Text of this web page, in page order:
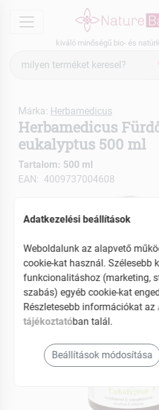
menu
kiváló minőségű bio- és
keresés
Márka: Herbamedicus
Herbamedicus
eukalyptus 500 ml
Tartalom: 500 ml
EAN: 4009737004608
Adatkezelési beállítások
Weboldalunk az alapvető
cookie-kat használ. Szélesebb
funkcionalitáshoz (marketing,
szabás) egyéb cookie-kat
Részletesebb információkat az
tájékoztatóban talál.
Beállítások módosítása